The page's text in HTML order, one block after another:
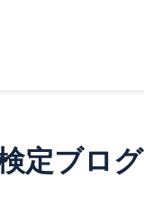
定ブログ